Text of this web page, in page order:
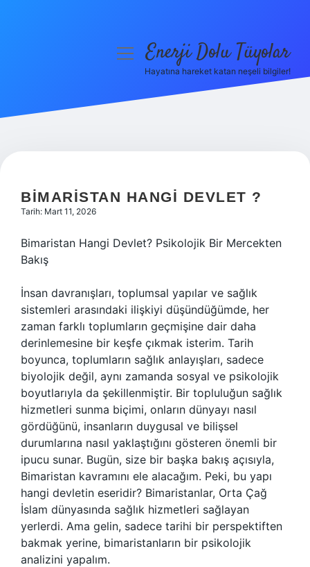
Hakkımızda
menüyüEnerji Dolu Tüyolar
Hayatına hareket katan neşeli bilgiler!
BIMARISTAN HANGI DEVLET ?
Tarih: Mart 11, 2026
Bimaristan Hangi Devlet? Psikolojik Bir Mercekten
Bakış
İnsan davranışları, toplumsal yapılar ve sağlık
sistemleri arasındaki ilişkiyi düşündüğümde, her
zaman farklı toplumların geçmişine dair daha
derinlemesine bir keşfe çıkmak isterim. Tarih
boyunca, toplumların sağlık anlayışları, sadece
biyolojik değil, aynı zamanda sosyal ve psikolojik
boyutlarıyla da şekillenmiştir. Bir topluluğun sağlık
hizmetleri sunma biçimi, onların dünyayı nasıl
gördüğünü, insanların duygusal ve bilişsel
durumlarına nasıl yaklaştığını gösteren önemli bir
ipucu sunar. Bugün, size bir başka bakış açısıyla,
Bimaristan kavramını ele alacağım. Peki, bu yapı
hangi devletin eseridir? Bimaristanlar, Orta Çağ
İslam dünyasında sağlık hizmetleri sağlayan
yerlerdi. Ama gelin, sadece tarihi bir perspektiften
bakmak yerine, bimaristanların bir psikolojik
analizini yapalım.